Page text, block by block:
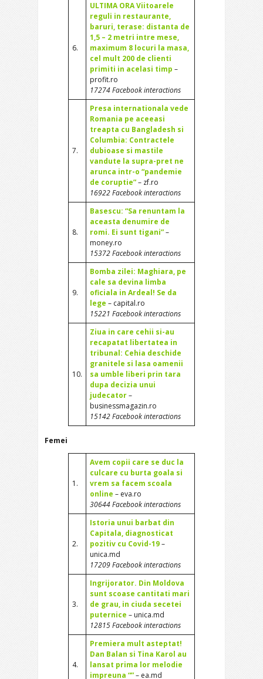
6.
ULTIMA ORA Viitoarele
reguli in restaurante,
baruri, terase: distanta de
1,5 – 2 metri intre mese,
maximum 8 locuri la masa,
cel mult 200 de clienti
primiti in acelasi timp –
profit.ro
17274 Facebook interactions
7.
Presa internationala vede
Romania pe aceeasi
treapta cu Bangladesh si
Columbia: Contractele
dubioase si mastile
vandute la supra-pret ne
arunca intr-o “pandemie
de coruptie”– zf.ro
16922 Facebook interactions
8.
Basescu: “Sa renuntam la
aceasta denumire de
romi. Ei sunt tigani”–
money.ro
15372 Facebook interactions
9.
Bomba zilei: Maghiara, pe
cale sa devina limba
oficiala in Ardeal! Se da
lege – capital.ro
15221 Facebook interactions
10.
Ziua in care cehii si-au
recapatat libertatea in
tribunal: Cehia deschide
granitele si lasa oamenii
sa umble liberi prin tara
dupa decizia unui
judecator–
businessmagazin.ro
15142 Facebook interactions
Femei
1.
Avem copii care se duc la
culcare cu burta goala si
vrem sa facem scoala
online – eva.ro
30644 Facebook interactions
2.
Istoria unui barbat din
Capitala, diagnosticat
pozitiv cu Covid-19–
unica.md
17209 Facebook interactions
3.
Ingrijorator. Din Moldova
sunt scoase cantitati mari
de grau, in ciuda secetei
puternice – unica.md
12815 Facebook interactions
4.
Premiera mult asteptat!
Dan Balan si Tina Karol au
lansat prima lor melodie
impreuna “”– ea.md